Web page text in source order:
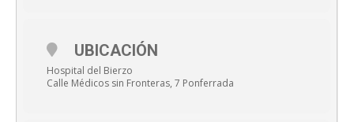
UBICACIÓN
Hospital del Bierzo
Calle Médicos sin Fronteras, 7 Ponferrada